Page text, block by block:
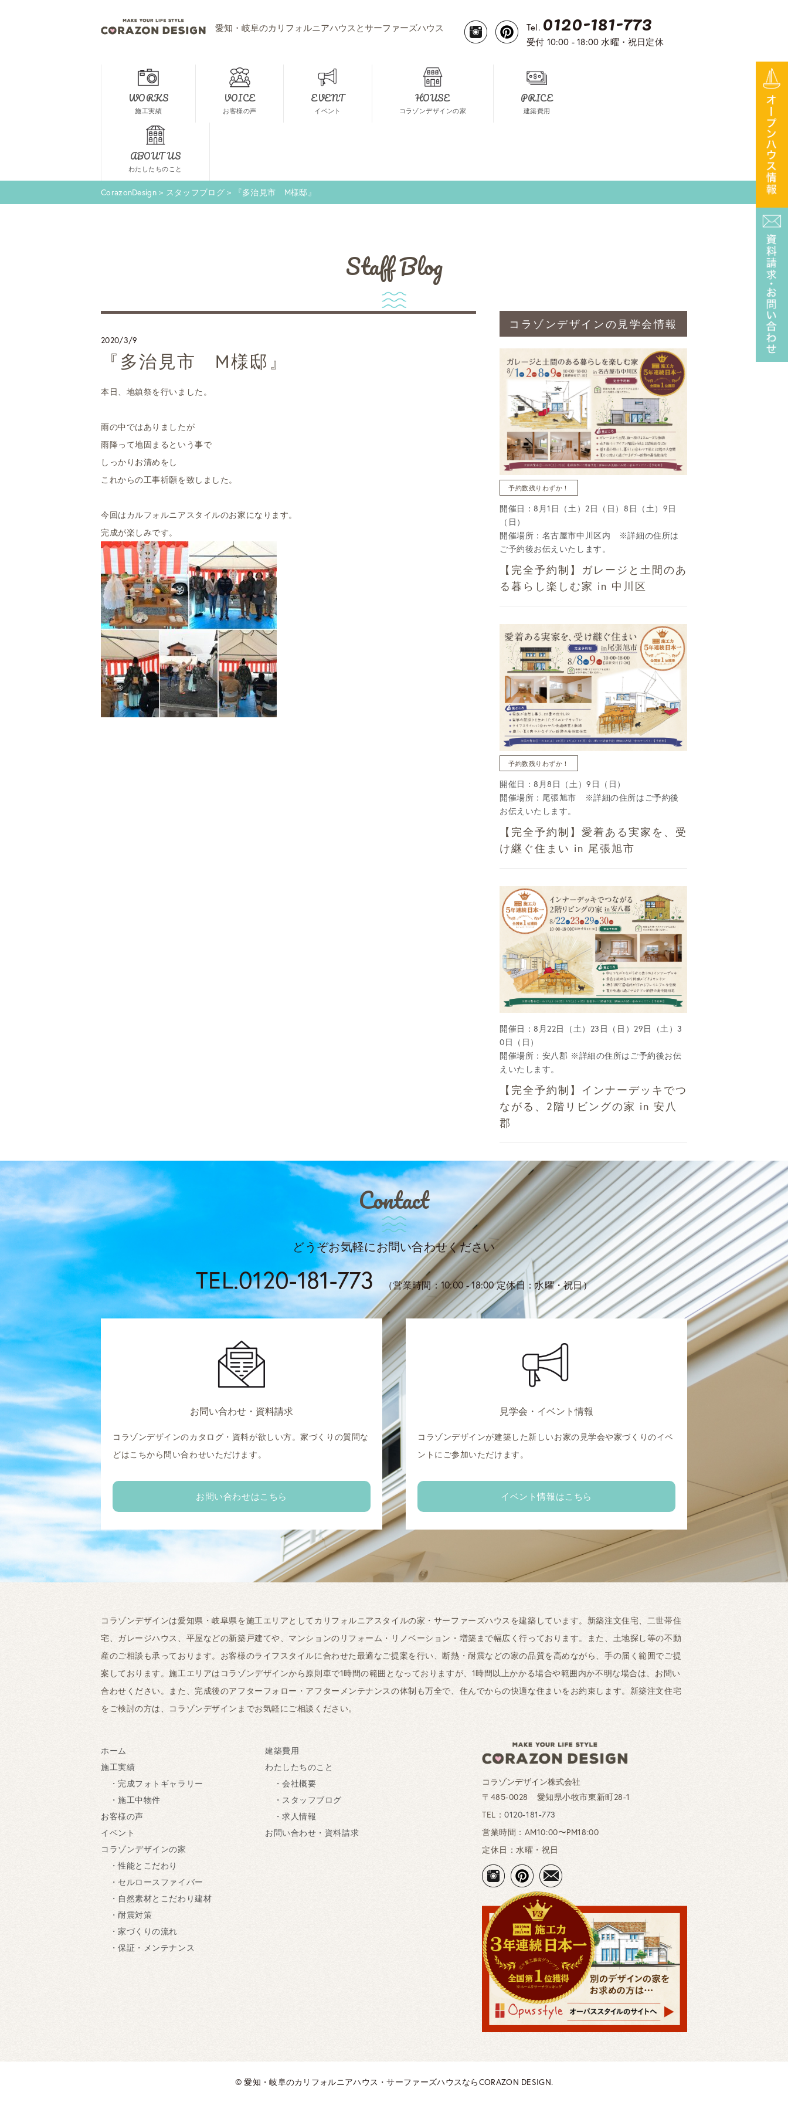
愛知・岐阜のカリフォルニアハウスとサーファーズハウス Tel. 0120-181-773
受付 10:00 - 18:00 水曜・祝日定休
WORKS
施工実績
VOICE
お客様の声
EVENT
イベント
HOUSE
コラゾンデザインの家
PRICE
建築費用
ABOUT US
わたしたちのこと
CorazonDesign> スタッフブログ> 『多治見市 M様邸』
Staff Blog
2020/3/9
『多治見市 M様邸』
本日、地鎮祭を行いました。
雨の中ではありましたが
雨降って地固まるという事で
しっかりお清めをし
これからの工事祈願を致しました。
今回はカルフォルニアスタイルのお家になります。
完成が楽しみです。
コラゾンデザインの見学会情報
予約数残りわずか！
開催日：8月1日（土）2日（日）8日（土）9日
（日）
開催場所：名古屋市中川区内 ※詳細の住所は
ご予約後お伝えいたします。
【完全予約制】ガレージと土間のあ
る暮らし楽しむ家 in 中川区
予約数残りわずか！
開催日：8月8日（土）9日（日）
開催場所：尾張旭市 ※詳細の住所はご予約後
お伝えいたします。
【完全予約制】愛着ある実家を、受
け継ぐ住まい in 尾張旭市
開催日：8月22日（土）23日（日）29日（土）3
0日（日）
開催場所：安八郡 ※詳細の住所はご予約後お伝
えいたします。
【完全予約制】インナーデッキでつ
ながる、2階リビングの家 in 安八
郡
Contact
どうぞお気軽にお問い合わせください
TEL.0120-181-773 （営業時間：10:00 - 18:00 定休日：水曜・祝日）
お問い合わせ・資料請求
コラゾンデザインのカタログ・資料が欲しい方。家づくりの質問な
どはこちから問い合わせいただけます。
お問い合わせはこちら
見学会・イベント情報
コラゾンデザインが建築した新しいお家の見学会や家づくりのイベ
ントにご参加いただけます。
イベント情報はこちら
コラゾンデザインは愛知県・岐阜県を施工エリアとしてカリフォルニアスタイルの家・サーファーズハウスを建築しています。新築注文住宅、二世帯住
宅、ガレージハウス、平屋などの新築戸建てや、マンションのリフォーム・リノベーション・増築まで幅広く行っております。また、土地探し等の不動
産のご相談も承っております。お客様のライフスタイルに合わせた最適なご提案を行い、断熱・耐震などの家の品質を高めながら、手の届く範囲でご提
案しております。施工エリアはコラゾンデザインから原則車で1時間の範囲となっておりますが、1時間以上かかる場合や範囲内か不明な場合は、お問い
合わせください。また、完成後のアフターフォロー・アフターメンテナンスの体制も万全で、住んでからの快適な住まいをお約束します。新築注文住宅
をご検討の方は、コラゾンデザインまでお気軽にご相談ください。
ホーム
施工実績
・完成フォトギャラリー
・施工中物件
お客様の声
イベント
コラゾンデザインの家
・性能とこだわり
・セルロースファイバー
・自然素材とこだわり建材
・耐震対策
・家づくりの流れ
・保証・メンテナンス
建築費用
わたしたちのこと
・会社概要
・スタッフブログ
・求人情報
お問い合わせ・資料請求
コラゾンデザイン株式会社
〒485-0028 愛知県小牧市東新町28-1
TEL：0120-181-773
営業時間：AM10:00〜PM18:00
定休日：水曜・祝日
© 愛知・岐阜のカリフォルニアハウス・サーファーズハウスならCORAZON DESIGN.